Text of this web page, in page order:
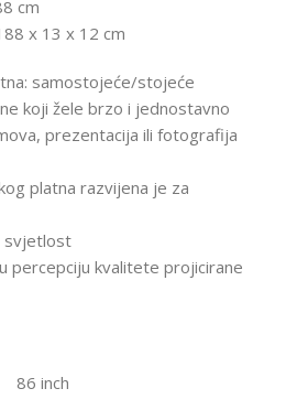
cm
x 13 x 12 cm
samostojeće/stojeće
koji žele brzo i jednostavno
prezentacija ili fotografija
platna razvijena je za
svjetlost
percepciju kvalitete projicirane
86 inch